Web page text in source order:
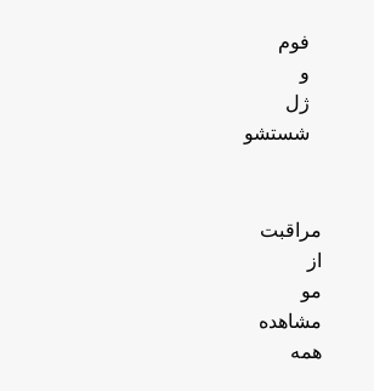
فوم
و
ژل
شستشو
مراقبت
از
مو
مشاهده
همه